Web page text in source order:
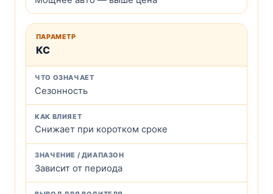
КС
Сезонность
Снижает при коротком сроке
Зависит от периода